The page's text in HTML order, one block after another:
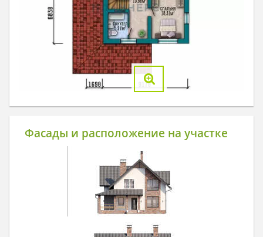
Фасады и расположение на участке